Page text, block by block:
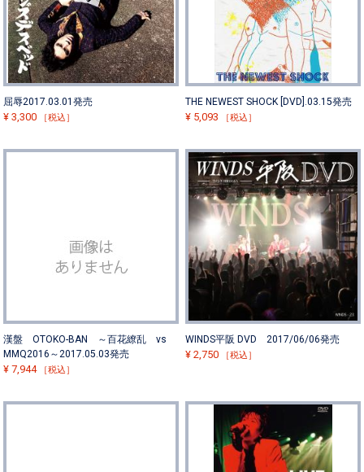
屈辱2017.03.01発売
¥3,300 ［税込］
THE NEWEST SHOCK [DVD].03.15発売
¥ 5,093 ［税込］
漢盤 OTOKO-BAN ～百花繚乱 vs
MMQ2016～2017.05.03発売
¥7,944 ［税込］
WINDS平阪 DVD 2017/06/06発売
¥2,750 ［税込］